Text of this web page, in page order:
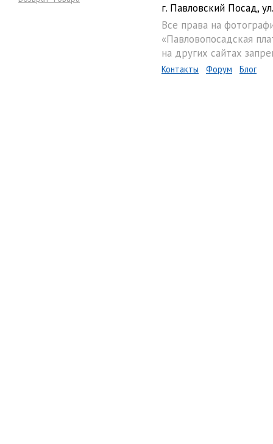
г. Павловский Посад,
Все права на
«Павловопосадская
на других сайтах
Контакты Форум Блог